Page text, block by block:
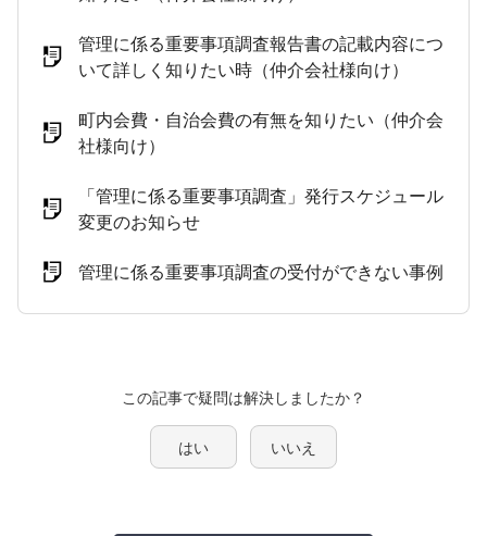
この記事で疑問は解決しましたか？
はい いいえ
管理に係る重要事項調査報告書の記載内容につ
いて詳しく知りたい時（仲介会社様向け）
町内会費・自治会費の有無を知りたい（仲介会
社様向け）
「管理に係る重要事項調査」発行スケジュール
変更のお知らせ
管理に係る重要事項調査の受付ができない事例